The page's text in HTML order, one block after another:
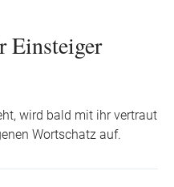
Einsteiger
wird bald mit ihr vertraut
Wortschatz auf.